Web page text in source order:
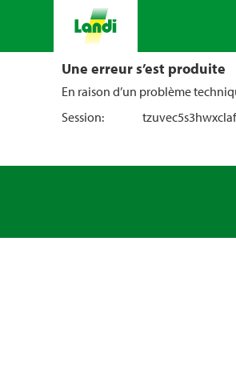
Une erreur s’est produite
En raison d’un problème
Session: